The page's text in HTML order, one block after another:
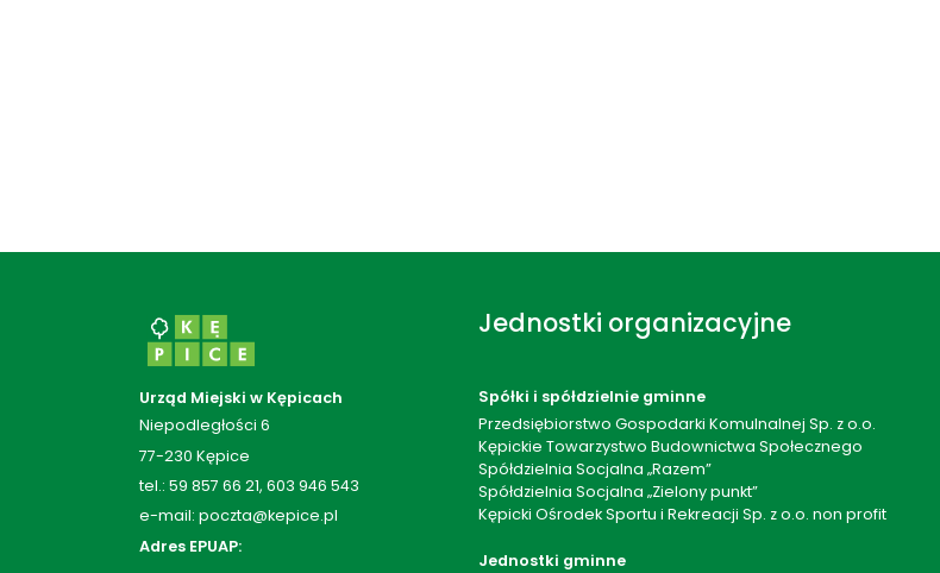
Urząd Miejski w Kępicach
Niepodległości 6
77-230 Kępice
tel.: 59 857 66 21, 603 946 543
e-mail: poczta@kepice.pl
Adres EPUAP:
Jednostki organizacyjne
Spółki i spółdzielnie gminne
Przedsiębiorstwo Gospodarki Komulnalnej Sp. z o.o.
Kępickie Towarzystwo Budownictwa Społecznego
Spółdzielnia Socjalna „Razem”
Spółdzielnia Socjalna „Zielony punkt”
Kępicki Ośrodek Sportu i Rekreacji Sp. z o.o. non profit
Jednostki gminne